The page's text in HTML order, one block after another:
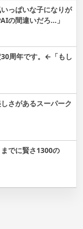
っぱいな子になりが
の間違いだろ…」
30周年です。←「もし
さがあるスーパーク
までに賢さ1300の